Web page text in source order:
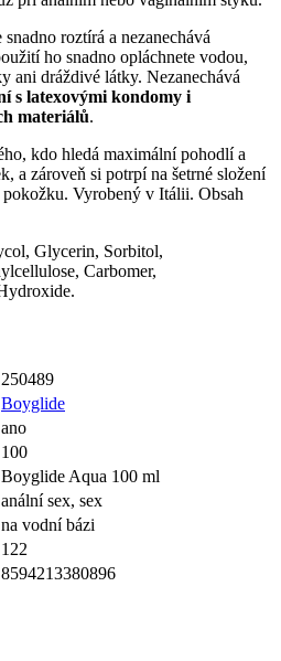
roztírá a nezanechává
ho snadno opláchnete vodou,
ani dráždivé látky. Nezanechává
s latexovými kondomy i
materiálů.
kdo hledá maximální pohodlí a
a zároveň si potrpí na šetrné složení
Vyrobený v Itálii. Obsah
Glycerin, Sorbitol,
Carbomer,
250489
Boyglide
ano
100
Boyglide Aqua 100 ml
anální sex, sex
na vodní bázi
122
8594213380896